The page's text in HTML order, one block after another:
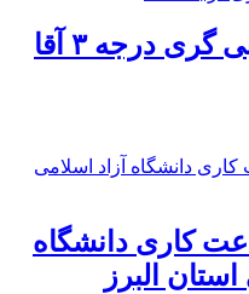
درجه ۳ آقا
کاری دانشگاه
البرز